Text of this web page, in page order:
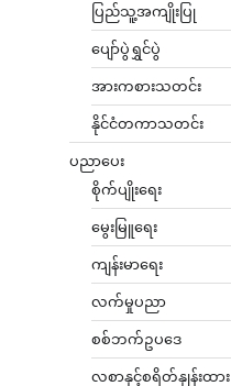
ပြည်သူ့အကျိုးပြု
ပျော်ပွဲရွှင်ပွဲ
အားကစားသတင်း
နိုင်ငံတကာသတင်း
ပညာပေး
စိုက်ပျိုးရေး
မွေးမြူရေး
ကျန်းမာရေး
လက်မှုပညာ
စစ်ဘက်ဥပဒေ
လစာနှင့်စရိတ်နှုန်းထား